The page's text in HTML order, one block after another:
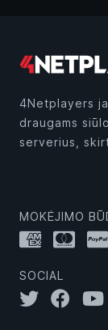
4Netplayers
draugams
serverius,
MOKĖJIMO
SOCIAL